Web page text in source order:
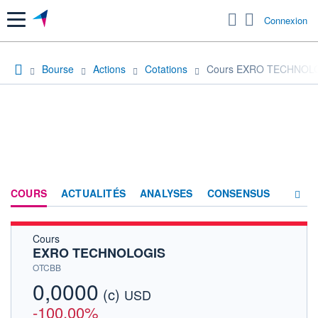
Menu Connexion
Bourse Actions Cotations Cours EXRO
COURS ACTUALITÉS ANALYSES CONSENSUS
Cours
EXRO TECHNOLOGIS
OTCBB
0,0000 (c) USD
-100,00%